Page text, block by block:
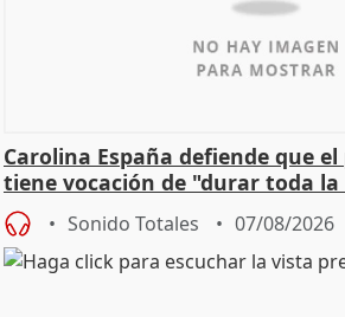
Carolina España defiende que el
tiene vocación de "durar toda
Sonido Totales 07/08/2026